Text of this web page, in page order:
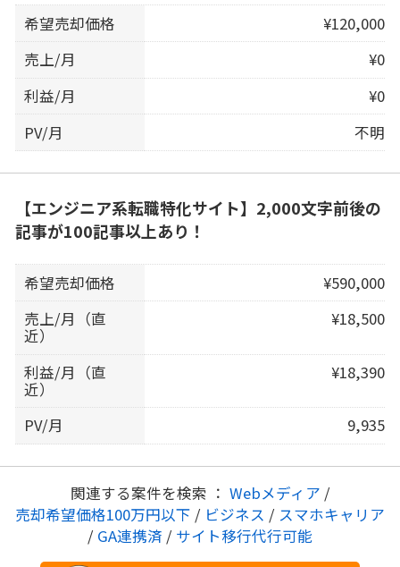
希望売却価格
¥120,000
売上/月
¥0
利益/月
¥0
PV/月
不明
【エンジニア系転職特化サイト】2,000文字前後の
記事が100記事以上あり！
希望売却価格
¥590,000
売上/月（直
近）
¥18,500
利益/月（直
近）
¥18,390
PV/月 9,935
関連する案件を検索 ： Webメディア /
売却希望価格100万円以下 / ビジネス / スマホキャリア
/ GA連携済 / サイト移行代行可能